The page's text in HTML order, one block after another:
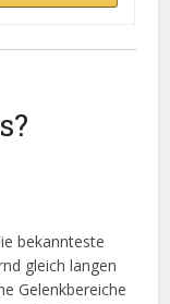
bekannteste
gleich langen
Gelenkbereiche